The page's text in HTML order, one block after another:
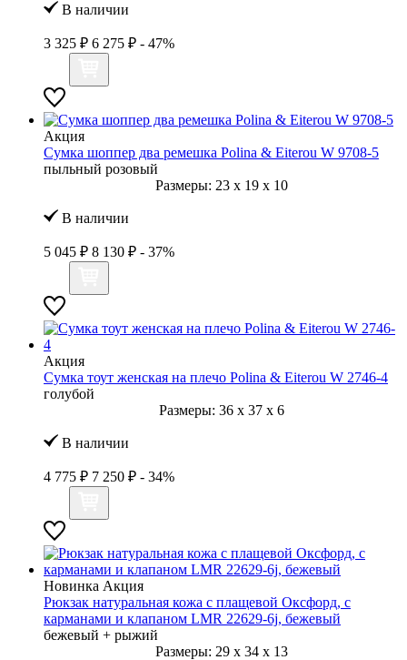
В наличии
3 325 ₽ 6 275 ₽ - 47%
Акция
Сумка шоппер два ремешка Polina & Eiterou W 9708-5
пыльный розовый
Размеры: 23 x 19 x 10
В наличии
5 045 ₽ 8 130 ₽ - 37%
Акция
Сумка тоут женская на плечо Polina & Eiterou W 2746-4
голубой
Размеры: 36 x 37 x 6
В наличии
4 775 ₽ 7 250 ₽ - 34%
Новинка Акция
Рюкзак натуральная кожа с плащевой Оксфорд, с
карманами и клапаном LMR 22629-6j, бежевый
бежевый + рыжий
Размеры: 29 x 34 x 13